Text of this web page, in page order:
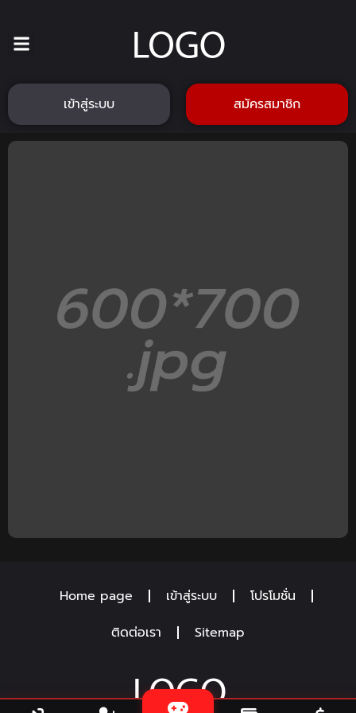
เข้าสู่ระบบ สมัครสมาชิก
Home page เข้าสู่ระบบ
โปรโมชั่น
ติดต่อเรา
Sitemap